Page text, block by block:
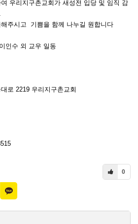
우리지구촌교회가 새성전 입당 및 임직 감
주시고 기쁨을 함께 나누길 원합니다
인수 외 교우 일동
로 2219 우리지구촌교회
0